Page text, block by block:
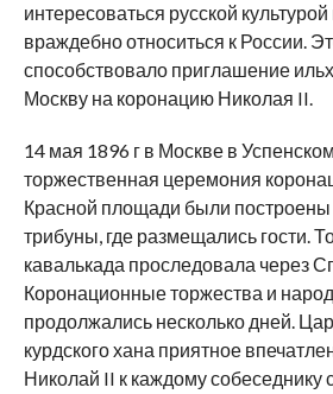
интересоваться русской
враждебно относиться к России.
способствовало приглашение
Москву на коронацию Николая II.
14 мая 1896 г в Москве в
торжественная церемония
Красной площади были
трибуны, где размещались гости.
кавалькада проследовала через
Коронационные торжества и
продолжались несколько дней.
курдского хана приятное
Николай II к каждому собеседнику